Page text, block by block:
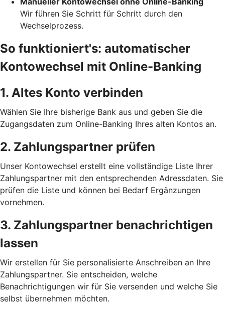
Wir führen Sie Schritt für Schritt durch den
Wechselprozess.
So funktioniert's: automatischer
Kontowechsel mit Online-Banking
1. Altes Konto verbinden
Wählen Sie Ihre bisherige Bank aus und geben Sie die
Zugangsdaten zum Online-Banking Ihres alten Kontos an.
2. Zahlungspartner prüfen
Unser Kontowechsel erstellt eine vollständige Liste Ihrer
Zahlungspartner mit den entsprechenden Adressdaten. Sie
prüfen die Liste und können bei Bedarf Ergänzungen
vornehmen.
3. Zahlungspartner benachrichtigen
lassen
Wir erstellen für Sie personalisierte Anschreiben an Ihre
Zahlungspartner. Sie entscheiden, welche
Benachrichtigungen wir für Sie versenden und welche Sie
selbst übernehmen möchten.